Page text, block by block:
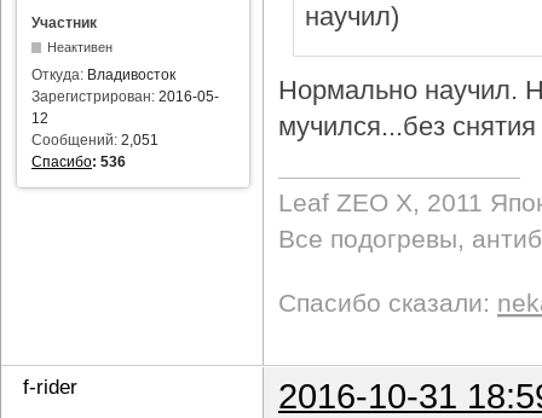
Участник
Неактивен
Откуда: Владивосток
Зарегистрирован: 2016-05-
12
Сообщений: 2,051
Спасибо: 536
научил)
Нормально научил.
мучился...без снятия
Leaf ZEO Х, 2011
Все подогревы,
Спасибо сказали:
f-rider 2016-10-31